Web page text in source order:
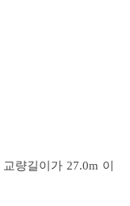
량길이가 27.0m 이